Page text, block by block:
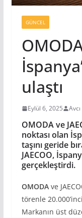
GÜNCEL
ulaştı
Eylül 6, 2025 Avcı
OMODA ve
noktası olan
taşını geride
JAECOO,
gerçekleştirdi.
OMODAve
törenle
Markanın üst